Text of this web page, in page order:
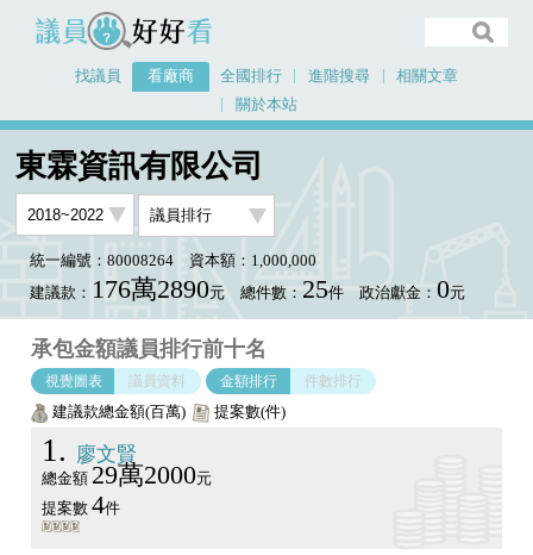
議員好好看
找議員 看廠商 全國排行 進階搜尋
相關文章
關於本站
東霖資訊有限公司
統一編號：80008264
資本額：1,000,000
建議款： 176萬2890元 總件數： 25件 政治獻金： 0元
承包金額議員排行前十名
視覺圖表 議員資料 金額排行 件數排行
建議款總金額(百萬) 提案數(件)
1 廖文賢
總金額 29萬2000元
提案數 4件